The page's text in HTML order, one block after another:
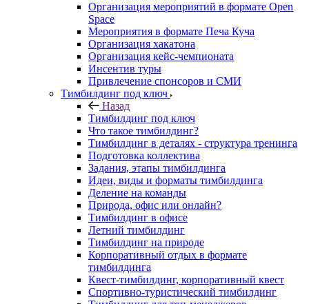
Организация мероприятий в формате Open
Space
Мероприятия в формате Печа Куча
Организация хакатона
Организация кейс-чемпионата
Инсентив туры
Привлечение спонсоров и СМИ
Тимбилдинг под ключ
Назад
Тимбилдинг под ключ
Что такое тимбилдинг?
Тимбилдинг в деталях - структура тренинга
Подготовка коллектива
Задания, этапы тимбилдинга
Идеи, виды и форматы тимбилдинга
Деление на команды
Природа, офис или онлайн?
Тимбилдинг в офисе
Летний тимбилдинг
Тимбилдинг на природе
Корпоративный отдых в формате
тимбилдинга
Квест-тимбилдинг, корпоративный квест
Спортивно-туристический тимбилдинг